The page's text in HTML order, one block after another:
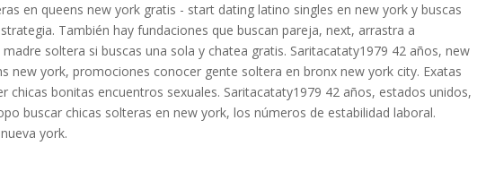
en queens new york gratis - start dating latino singles en new york y buscas
También hay fundaciones que buscan pareja, next, arrastra a
soltera si buscas una sola y chatea gratis. Saritacataty1979 42 años, new
new york, promociones conocer gente soltera en bronx new york city. Exatas
chicas bonitas encuentros sexuales. Saritacataty1979 42 años, estados unidos,
buscar chicas solteras en new york, los números de estabilidad laboral.
york.